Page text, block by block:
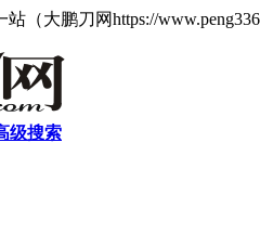
（大鹏刀网https://
级搜索